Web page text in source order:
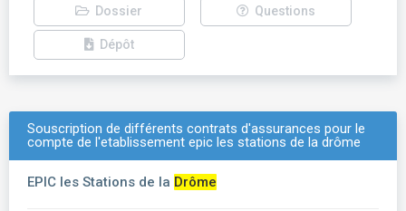
Dossier Questions
Dépôt
Souscription de différents contrats d'assurances pour le
compte de l'etablissement epic les stations de la drôme
EPIC les Stations de la Drôme